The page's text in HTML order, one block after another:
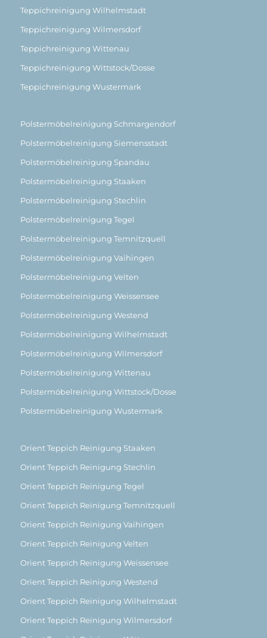
Teppichreinigung Wilhelmstadt
Teppichreinigung Wilmersdorf
Teppichreinigung Wittenau
Teppichreinigung Wittstock/Dosse
Teppichreinigung Wustermark
Polstermöbelreinigung Schmargendorf
Polstermöbelreinigung Siemensstadt
Polstermöbelreinigung Spandau
Polstermöbelreinigung Staaken
Polstermöbelreinigung Stechlin
Polstermöbelreinigung Tegel
Polstermöbelreinigung Temnitzquell
Polstermöbelreinigung Vaihingen
Polstermöbelreinigung Velten
Polstermöbelreinigung Weissensee
Polstermöbelreinigung Westend
Polstermöbelreinigung Wilhelmstadt
Polstermöbelreinigung Wilmersdorf
Polstermöbelreinigung Wittenau
Polstermöbelreinigung Wittstock/Dosse
Polstermöbelreinigung Wustermark
Orient Teppich Reinigung Staaken
Orient Teppich Reinigung Stechlin
Orient Teppich Reinigung Tegel
Orient Teppich Reinigung Temnitzquell
Orient Teppich Reinigung Vaihingen
Orient Teppich Reinigung Velten
Orient Teppich Reinigung Weissensee
Orient Teppich Reinigung Westend
Orient Teppich Reinigung Wilhelmstadt
Orient Teppich Reinigung Wilmersdorf